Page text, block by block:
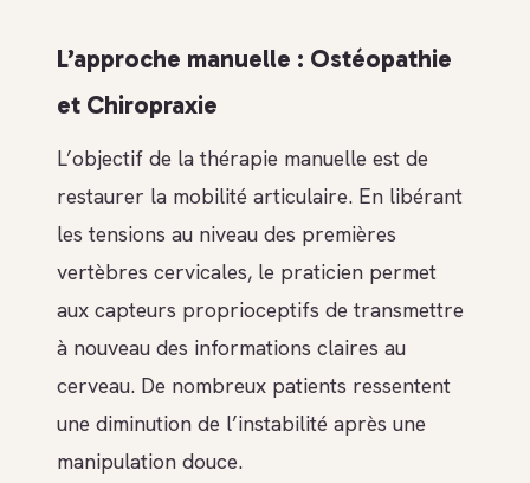
L’approche manuelle : Ostéopathie
et Chiropraxie
L’objectif de la thérapie manuelle est de
restaurer la mobilité articulaire. En libérant
les tensions au niveau des premières
vertèbres cervicales, le praticien permet
aux capteurs proprioceptifs de transmettre
à nouveau des informations claires au
cerveau. De nombreux patients ressentent
une diminution de l’instabilité après une
manipulation douce.